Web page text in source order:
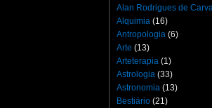
Alan Rodrigues de
Alquimia (16)
Antropologia (6)
Arte (13)
Arteterapia (1)
Astrologia (33)
Astronomia (13)
Bestiário (21)